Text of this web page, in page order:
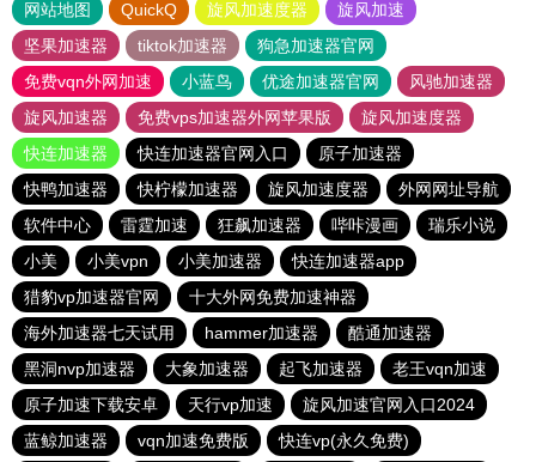
网站地图 QuickQ 旋风加速度器
旋风加速
坚果加速器
tiktok加速器
狗急加速器官网
免费vqn外网加速
小蓝鸟 优途加速器官网
风驰加速器
旋风加速器
免费vps加速器外网苹果版
旋风加速度器
快连加速器
快连加速器官网入口
原子加速器
快鸭加速器
快柠檬加速器 旋风加速度器
外网网址导航
软件中心
雷霆加速 狂飙加速器 哔咔漫画
瑞乐小说
小美
小美vpn 小美加速器
快连加速器app
猎豹vp加速器官网
十大外网免费加速神器
海外加速器七天试用
hammer加速器
酷通加速器
黑洞nvp加速器
大象加速器 起飞加速器
老王vqn加速
原子加速下载安卓
天行vp加速
旋风加速官网入口2024
蓝鲸加速器
vqn加速免费版 快连vp(永久免费)